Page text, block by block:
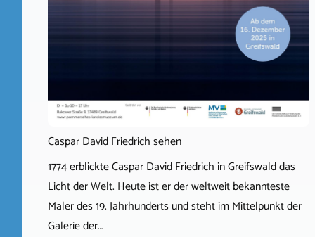
Caspar David Friedrich sehen
1774 erblickte Caspar David Friedrich in Greifswald das
Licht der Welt. Heute ist er der weltweit bekannteste
Maler des 19. Jahrhunderts und steht im Mittelpunkt der
Galerie der…